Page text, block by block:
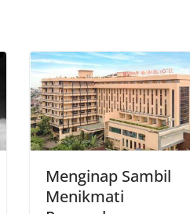
Menginap Sambil
Menikmati